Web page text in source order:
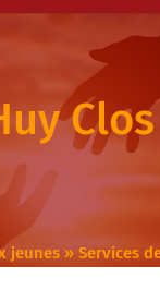
Clos
jeunes»Services